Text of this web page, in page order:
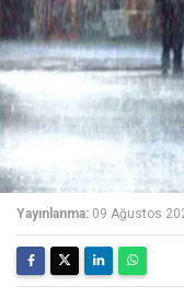
Yayınlanma: 09 Ağustos